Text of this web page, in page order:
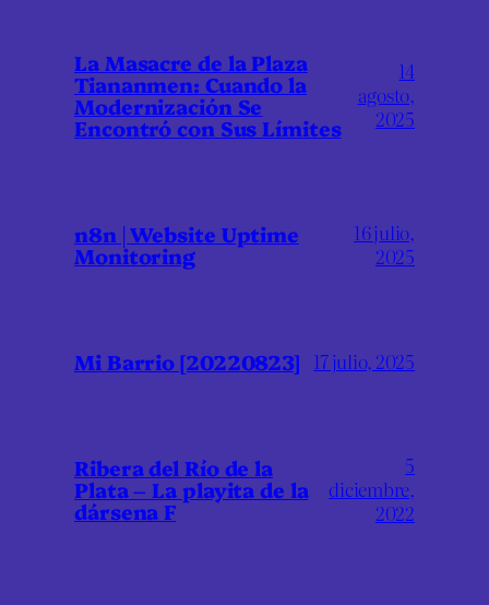
La Masacre de la Plaza
Tiananmen: Cuando la
Modernización Se
Encontró con Sus Límites
14
agosto,
2025
n8n | Website Uptime
Monitoring
16 julio,
2025
Mi Barrio [20220823] 17 julio, 2025
Ribera del Río de la
Plata – La playita de la
dársena F
5
diciembre,
2022